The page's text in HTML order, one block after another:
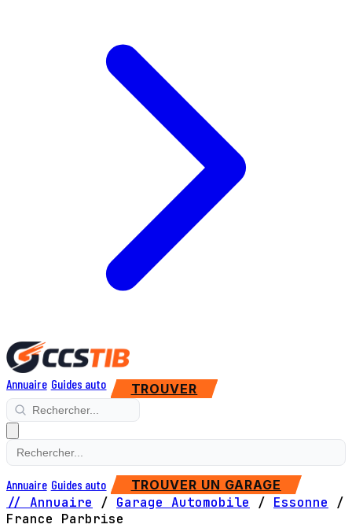
Annuaire Guides auto TROUVER
Annuaire Guides auto TROUVER UN GARAGE
// Annuaire / Garage Automobile / Essonne
/
France Parbrise